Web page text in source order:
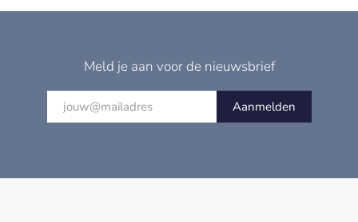
Meld je aan voor de nieuwsbrief
Aanmelden